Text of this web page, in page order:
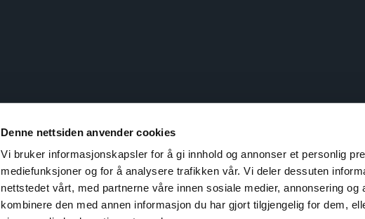
Denne nettsiden anvender cookies
Vi bruker informasjonskapsler for å gi innhold og annonser et personlig
mediefunksjoner og for å analysere trafikken vår. Vi deler dessuten
nettstedet vårt, med partnerne våre innen sosiale medier, annonsering og
kombinere den med annen informasjon du har gjort tilgjengelig for dem,